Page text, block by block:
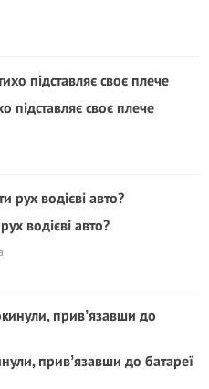
підставляє своє плече
водієві авто?
привʼязавши до батареї